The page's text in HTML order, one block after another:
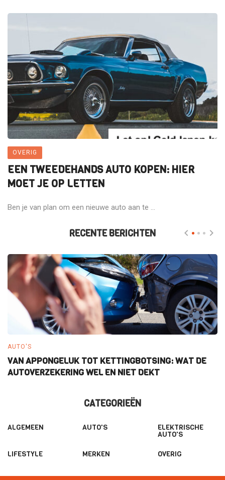
OVERIG
EEN TWEEDEHANDS AUTO KOPEN: HIER
MOET JE OP LETTEN
Ben je van plan om een nieuwe auto aan te ...
RECENTE BERICHTEN
AUTO'S
VAN APPONGELUK TOT KETTINGBOTSING: WAT DE
AUTOVERZEKERING WEL EN NIET DEKT
CATEGORIEËN
ALGEMEEN AUTO'S ELEKTRISCHE
AUTO'S
LIFESTYLE MERKEN OVERIG